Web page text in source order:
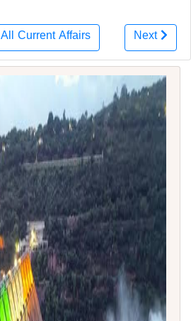
All Current Affairs Next